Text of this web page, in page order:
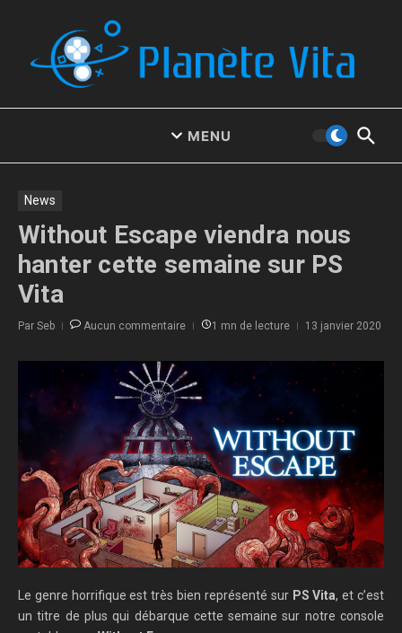
MENU
News
Without Escape viendra nous
hanter cette semaine sur PS
Vita
Par Seb Aucun commentaire 1 mn de lecture 13 janvier 2020
Le genre horrifique est très bien représenté sur PS Vita, et c’est
un titre de plus qui débarque cette semaine sur notre console